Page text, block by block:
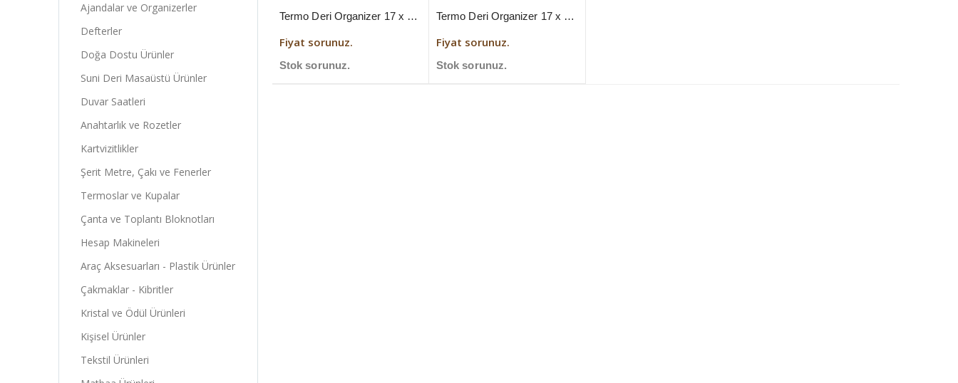
Ajandalar ve Organizerler
Defterler
Doğa Dostu Ürünler
Suni Deri Masaüstü Ürünler
Duvar Saatleri
Anahtarlık ve Rozetler
Kartvizitlikler
Şerit Metre, Çakı ve Fenerler
Termoslar ve Kupalar
Çanta ve Toplantı Bloknotları
Hesap Makineleri
Araç Aksesuarları - Plastik Ürünler
Çakmaklar - Kibritler
Kristal ve Ödül Ürünleri
Kişisel Ürünler
Tekstil Ürünleri
Termo Deri Organizer 17 x 23 cm
Fiyat sorunuz.
Stok sorunuz.
Termo Deri Organizer 17 x 23 cm
Fiyat sorunuz.
Stok sorunuz.